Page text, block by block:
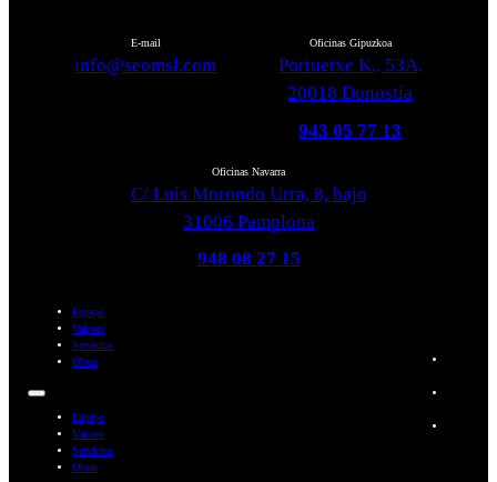
E-mail
info@seomsl.com
Oficinas Gipuzkoa
Portuetxe K., 53A,
20018 Donostia
943 05 77 13
Oficinas Navarra
C/ Luis Morondo Urra, 8, bajo
31006 Pamplona
948 08 27 15
Equipo
Valores
Servicios
Obras
Equipo
Valores
Servicios
Obras